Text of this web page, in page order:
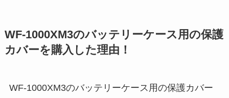
WF-1000XM3のバッテリーケース用の保護
カバーを購入した理由！
WF-1000XM3のバッテリーケース用の保護カバー